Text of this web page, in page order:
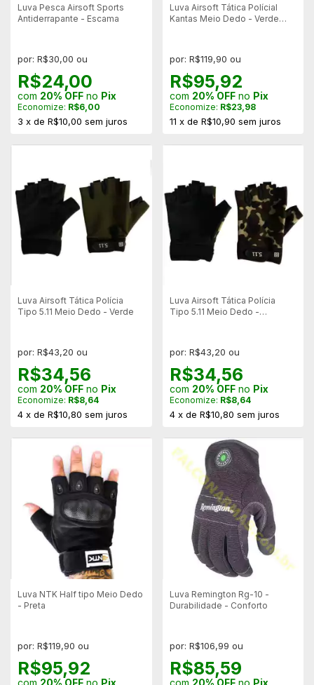
Luva Pesca Airsoft Sports
Antiderrapante - Escama
por: R$30,00 ou
R$24,00
com 20% OFF no Pix
Economize: R$6,00
3 x de R$10,00 sem juros
Luva Airsoft Tática Polícial
Kantas Meio Dedo - Verde
por: R$119,90 ou
R$95,92
com 20% OFFno Pix
Economize: R$23,98
11 x de R$10,90 sem juros
Luva Airsoft Tática Polícia
Tipo 5.11 Meio Dedo - Verde
por: R$43,20 ou
R$34,56
com 20% OFF no Pix
Economize: R$8,64
4 x de R$10,80 sem juros
Luva Airsoft Tática Polícia
Tipo 5.11 Meio Dedo -
por: R$43,20 ou
R$34,56
com 20% OFFno Pix
Economize: R$8,64
4 x de R$10,80 sem juros
Luva NTK Half tipo Meio Dedo
- Preta
por: R$119,90 ou
R$95,92
com 20% OFF no Pix
Luva Remington Rg-10 -
Durabilidade - Conforto
por: R$106,99 ou
R$85,59
com 20% OFFno Pix